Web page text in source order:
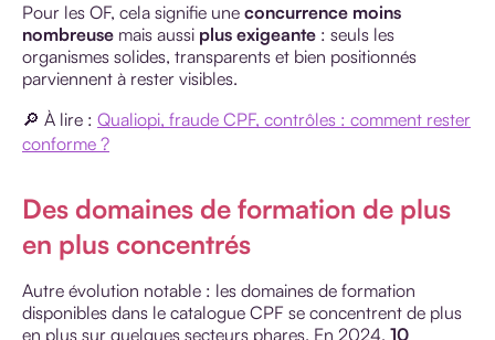
Pour les OF, cela signifie une concurrence moins
nombreuse mais aussi plus exigeante : seuls les
organismes solides, transparents et bien positionnés
parviennent à rester visibles.
🔎 À lire : Qualiopi, fraude CPF, contrôles : comment rester
conforme ?
Des domaines de formation de plus
en plus concentrés
Autre évolution notable : les domaines de formation
disponibles dans le catalogue CPF se concentrent de plus
en plus sur quelques secteurs phares. En 2024, 10